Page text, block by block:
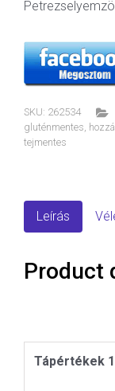
SKU: 262534
gluténmentes,
tejmentes
Leírás
Product
Tápértékek